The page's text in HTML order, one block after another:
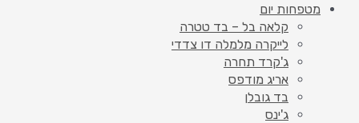
מטפחות יום
קלאה בל – בד טטרה
לייקרה מלמלה דו צדדי
ג'קרד תחרה
אריג מודפס
בד גובלן
ג'ינס